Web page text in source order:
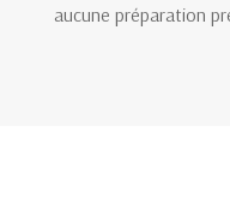
aucune préparation